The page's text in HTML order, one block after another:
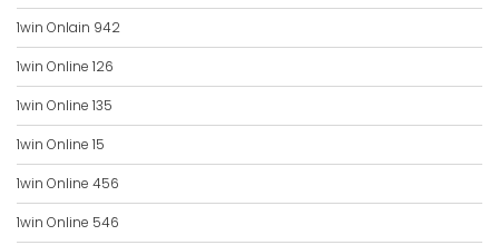
1win Onlain 942
1win Online 126
1win Online 135
1win Online 15
1win Online 456
1win Online 546